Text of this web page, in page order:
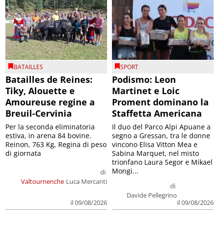
BATAILLES
Batailles de Reines:
Tiky, Alouette e
Amoureuse regine a
Breuil-Cervinia
Valtournenche
di
Luca Mercanti
il 09/08/2026
Per la seconda eliminatoria
estiva, in arena 84 bovine.
Reinon, 763 Kg, Regina di peso
di giornata
SPORT
Podismo: Leon
Martinet e Loic
Proment dominano la
Staffetta Americana
di
Davide Pellegrino
il 09/08/2026
Il duo del Parco Alpi Apuane a
segno a Gressan, tra le donne
vincono Elisa Vitton Mea e
Sabina Marquet, nel misto
trionfano Laura Segor e Mikael
Mongi...